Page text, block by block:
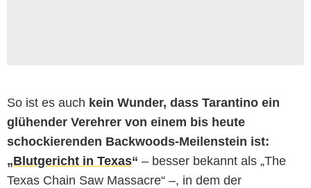
So ist es auch kein Wunder, dass Tarantino ein
glühender Verehrer von einem bis heute
schockierenden Backwoods-Meilenstein ist:
„Blutgericht in Texas“ – besser bekannt als „The
Texas Chain Saw Massacre“ –, in dem der